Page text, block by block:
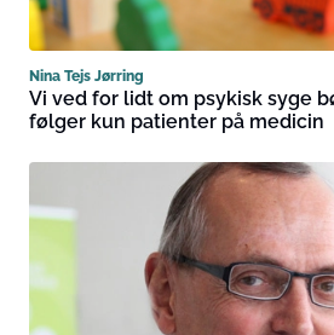
Nina Tejs Jørring
Vi ved for lidt om psykisk syge
følger kun patienter på medicin